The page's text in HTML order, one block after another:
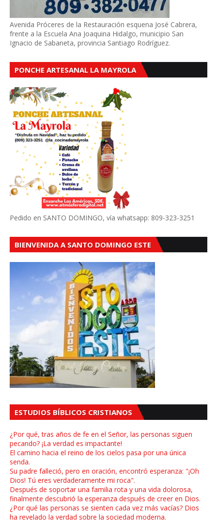
Avenida Próceres de la Restauración esquena José Cabrera,
frente a la Escuela Ana Joaquina Hidalgo, municipio San
Ignacio de Sabaneta, provincia Santiago Rodríguez.
PONCHE ARTESANAL LA MAYROLA
Pedido en SANTO DOMINGO, vía whatsapp: 809-323-3251
BIENVENIDA A SANTO DOMINGO ESTE
ESTUDIOS BÍBLICOS CRISTIANOS
¿Por qué, tras años de fe en el Señor, las personas siguen
pecando? ¡La verdad es impactante!
El camino hacia el reino de los cielos pasa por una única
senda.
Su padre falleció, pero en oración, encontró esperanza: "¡Oh
Dios! Tú eres verdaderamente mi roca".
Después de soportar una familia rota y una vida dolorosa,
finalmente descubrió la esperanza después de creer en Dios.
¿Por qué las personas se sienten cada vez más vacías? Dios
ha revelado la verdad sobre la sociedad moderna.